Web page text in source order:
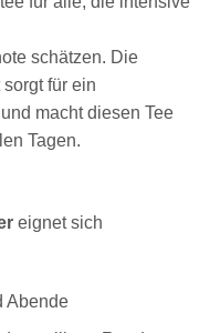
schätzen. Die
für ein
macht diesen Tee
Tagen.
eignet sich
Abende